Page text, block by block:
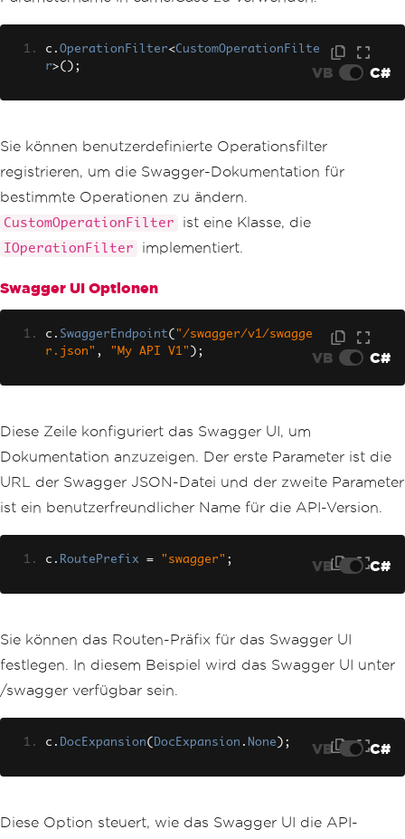
c . OperationFilter<CustomOperationFilte
r>(); VB C#
Sie können benutzerdefinierte Operationsfilter
registrieren, um die Swagger-Dokumentation für
bestimmte Operationen zu ändern.
CustomOperationFilter ist eine Klasse, die
IOperationFilter implementiert.
Swagger UI Optionen
c . SwaggerEndpoint( "/swagger/v1/swagge
r.json" , "My API V1" ); VB C#
Diese Zeile konfiguriert das Swagger UI, um
Dokumentation anzuzeigen. Der erste Parameter ist die
URL der Swagger JSON-Datei und der zweite Parameter
ist ein benutzerfreundlicher Name für die API-Version.
c . RoutePrefix = "swagger" ; VB C#
Sie können das Routen-Präfix für das Swagger UI
festlegen. In diesem Beispiel wird das Swagger UI unter
/swagger verfügbar sein.
c . DocExpansion( DocExpansion . None ); VB C#
Diese Option steuert, wie das Swagger UI die API-